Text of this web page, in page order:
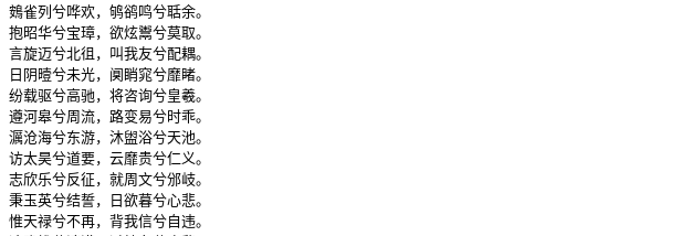
鴳雀列兮哗欢，鸲鹆鸣兮聒余。
抱昭华兮宝璋，欲炫鬻兮莫取。
言旋迈兮北徂，叫我友兮配耦。
日阴曀兮未光，阒睄窕兮靡睹。
纷载驱兮高驰，将咨询兮皇羲。
遵河皋兮周流，路变易兮时乖。
濿沧海兮东游，沐盥浴兮天池。
访太昊兮道要，云靡贵兮仁义。
志欣乐兮反征，就周文兮邠岐。
秉玉英兮结誓，日欲暮兮心悲。
惟天禄兮不再，背我信兮自违。